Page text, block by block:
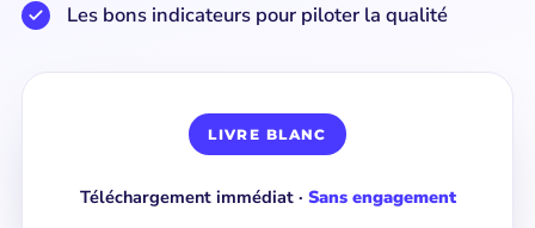
Les bons indicateurs pour piloter la qualité
LIVRE BLANC
Téléchargement immédiat · Sans engagement